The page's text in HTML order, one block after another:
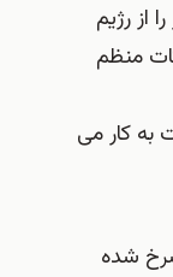
از رژیم
منظم
به کار می
شده